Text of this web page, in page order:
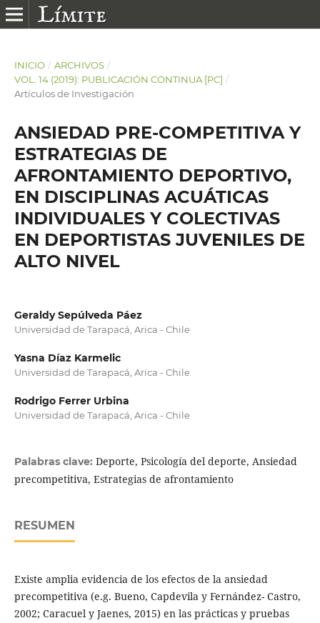
INICIO / ARCHIVOS /
VOL. 14 (2019): PUBLICACIÓN CONTINUA [PC] /
Artículos de Investigación
ANSIEDAD PRE-COMPETITIVA Y
ESTRATEGIAS DE
AFRONTAMIENTO DEPORTIVO,
EN DISCIPLINAS ACUÁTICAS
INDIVIDUALES Y COLECTIVAS
EN DEPORTISTAS JUVENILES DE
ALTO NIVEL
Geraldy Sepúlveda Páez
Universidad de Tarapacá, Arica - Chile
Yasna Díaz Karmelic
Universidad de Tarapacá, Arica - Chile
Rodrigo Ferrer Urbina
Universidad de Tarapacá, Arica - Chile
Palabras clave: Deporte, Psicología del deporte, Ansiedad
precompetitiva, Estrategias de afrontamiento
RESUMEN
Existe amplia evidencia de los efectos de la ansiedad
precompetitiva (e.g. Bueno, Capdevila y Fernández- Castro,
2002; Caracuel y Jaenes, 2015) en las prácticas y pruebas